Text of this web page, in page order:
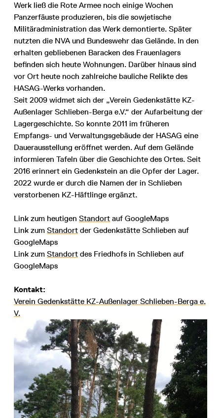
Werk ließ die Rote Armee noch einige Wochen
Panzerfäuste produzieren, bis die sowjetische
Militäradministration das Werk demontierte. Später
nutzten die NVA und Bundeswehr das Gelände. In den
erhalten gebliebenen Baracken des Frauenlagers
befinden sich heute Wohnungen. Darüber hinaus sind
vor Ort heute noch zahlreiche bauliche Relikte des
HASAG-Werks vorhanden.
Seit 2009 widmet sich der „Verein Gedenkstätte KZ-
Außenlager Schlieben-Berga e.V.“ der Aufarbeitung der
Lagergeschichte. So konnte 2011 im früheren
Empfangs- und Verwaltungsgebäude der HASAG eine
Dauerausstellung eröffnet werden. Auf dem Gelände
informieren Tafeln über die Geschichte des Ortes. Seit
2016 erinnert ein Gedenkstein an die Opfer der Lager.
2022 wurde er durch die Namen der in Schlieben
verstorbenen KZ-Häftlinge ergänzt.
Link zum heutigen Standort auf GoogleMaps
Link zum Standort der Gedenkstätte Schlieben auf
GoogleMaps
Link zum Standort des Friedhofs in Schlieben auf
GoogleMaps
Kontakt:
Verein Gedenkstätte KZ-Außenlager Schlieben-Berga e.
V.